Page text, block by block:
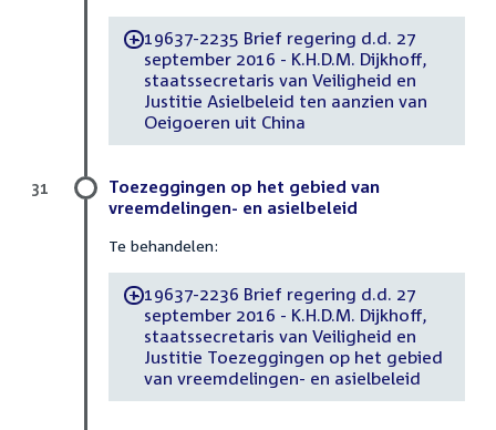
-19637-2235 Brief regering d.d. 27
september 2016 - K.H.D.M. Dijkhoff,
staatssecretaris van Veiligheid en
Justitie Asielbeleid ten aanzien van
Oeigoeren uit China
Toezeggingen op het gebied van
vreemdelingen- en asielbeleid
Te behandelen:
-19637-2236 Brief regering d.d. 27
september 2016 - K.H.D.M. Dijkhoff,
staatssecretaris van Veiligheid en
Justitie Toezeggingen op het gebied
van vreemdelingen- en asielbeleid
31